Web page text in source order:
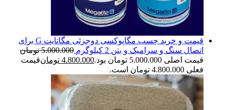
قیمت و خرید چسب مگاپوکسی دوجزئی مگاتایت G برای
اتصال سنگ و سرامیک و بتن 2 کیلوگرم
5.000.000 تومان
قیمت اصلی 5.000.000 تومان بود.
4.800.000 تومانقیمت
فعلی 4.800.000 تومان است.